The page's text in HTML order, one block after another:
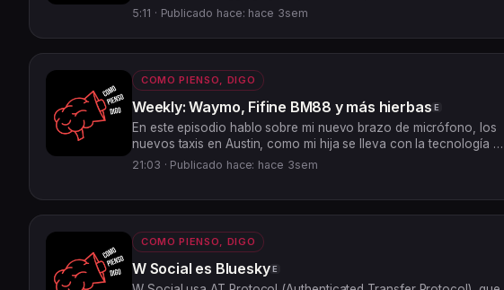
es lo que vengo usando como alternativa a Mastodon. Lo
5:11 · Publicado hace: hace 3sem
COMO PIENSO, DIGO
Weekly: Waymo, Fifine BM88 y más hierbas E
En este episodio hablo sobre mi nuevo brazo de micrófono, los
nuevos taxis en Austin, como mi hija se lleva con la tecnología y
te dejo un pedazo de tema musical..
21:03 · Publicado hace: hace 3sem
COMO PIENSO, DIGO
W Social es Bluesky E